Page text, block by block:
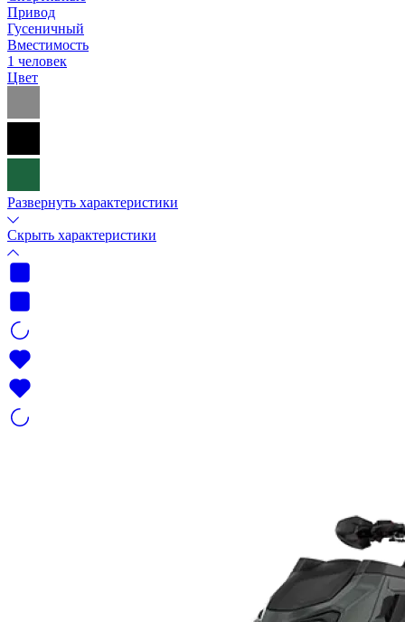
Привод
Гусеничный
Вместимость
1 человек
Цвет
Развернуть характеристики
Скрыть характеристики